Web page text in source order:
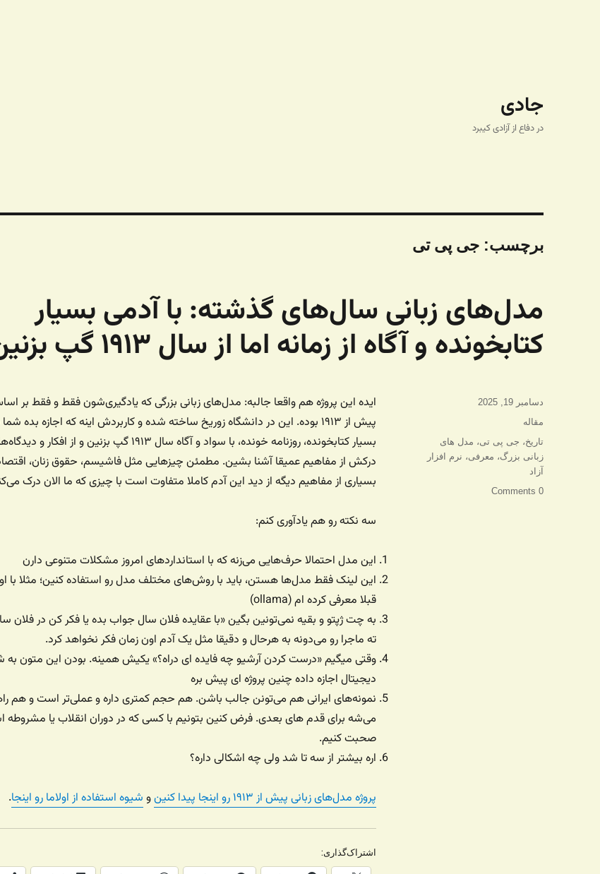
جادی
در دفاع از آزادی کیبرد
برچسب:جی پی تی
مدل‌های زبانی سال‌های گذشته: با آدمی بسیار
کتابخونده و آگاه از زمانه اما از سال ۱۹۱۳ گپ بزنین
ایده این پروژه هم واقعا جالبه: مدل‌های زبانی بزرگی که یادگیری‌شون فقط و فقط بر
پیش از ۱۹۱۳ بوده. این در دانشگاه زوریخ ساخته شده و کاربردش اینه که اجازه بده
بسیار کتابخونده، روزنامه خونده، با سواد و آگاه سال ۱۹۱۳ گپ بزنین و از
درکش از مفاهیم عمیقا آشنا بشین. مطمئن چیزهایی مثل فاشیسم، حقوق زنان،
بسیاری از مفاهیم دیگه از دید این آدم کاملا متفاوت است با چیزی که ما الان درک
سه نکته رو هم یادآوری کنم:
این مدل احتمالا حرف‌هایی می‌زنه که با استانداردهای امروز مشکلات متنوعی دارن
این لینک فقط مدل‌ها هستن، باید با روش‌های مختلف مدل رو استفاده کنین؛ مثلا با
قبلا معرفی کرده ام (ollama)
به چت ژپتو و بقیه نمی‌تونین بگین «با عقایده فلان سال جواب بده یا فکر کن در فلان
ته ماجرا رو می‌دونه به هرحال و دقیقا مثل یک آدم اون زمان فکر نخواهد کرد.
وقتی میگیم «درست کردن آرشیو چه فایده ای دراه؟» یکیش همینه. بودن این متون
دیجیتال اجازه داده چنین پروژه ای پیش بره
نمونه‌های ایرانی هم می‌تونن جالب باشن. هم حجم کمتری داره و عملی‌تر است و هم
می‌شه برای قدم های بعدی. فرض کنین بتونیم با کسی که در دوران انقلاب یا
صحبت کنیم.
اره بیشتر از سه تا شد ولی چه اشکالی داره؟
پروژه مدل‌های زبانی پیش از ۱۹۱۳ رو اینجا پیدا کنین و شیوه استفاده از اولاما رو اینجا.
اشتراک‌گذاری:
ارسال
شده
دسامبر 19, 2025
دسته‌ها
مقاله
برچسب‌ها
تاریخ، جی پی تی، مدل های
زبانی بزرگ، معرفی، نرم افزار
آزاد
0 Comments